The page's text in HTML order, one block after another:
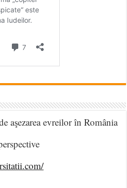
aşezarea evreilor în România